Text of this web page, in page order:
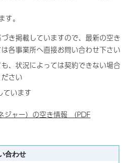
。
き掲載していますので、最新の空き
各事業所へ直接お問い合わせ下さい
、状況によっては契約できない場合
さい
ています
ジャー）の空き情報 （PDF
合わせ